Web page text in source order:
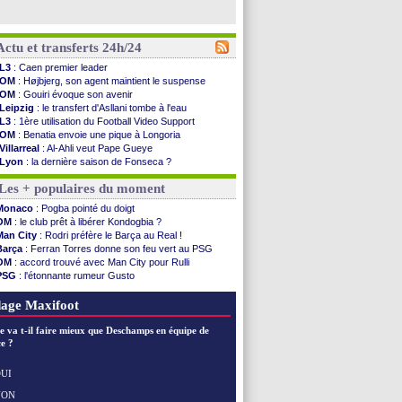
et transferts 24h/24
L3 : Caen premier leader
OM : Højbjerg, son agent maintient le suspense
OM : Gouiri évoque son avenir
Leipzig : le transfert d'Asllani tombe à l'eau
L3 : 1ère utilisation du Football Video Support
OM : Benatia envoie une pique à Longoria
Villarreal : Al-Ahli veut Pape Gueye
Lyon : la dernière saison de Fonseca ?
OM: un nouveau prétendant pour Højbjerg
Brest: un gardien norvégien en approche ?
OM: McCourt a versé 120 M€ en 2026
PSG: 4 retours dans le groupe face à Man Utd ...
Nice: Kevin Carlos va partir en Italie
L1: prison avec sursis requis contre un arbitre
Leganés: c'est signé pour Luca Zidane (off.)
Atletico: Ruggeri en route pour Aston Villa
Monaco: Filipe Luis soutient Biereth
PSG : Nsoki va signer en Croatie
Real: Mastantuono prêté à la Fiorentina (off.)
Man City
Palace
+ populaires du moment
: Pogba pointé du doigt
: le club prêt à libérer Kondogbia ?
City : Rodri préfère le Barça au Real !
: Ferran Torres donne son feu vert au PSG
: accord trouvé avec Man City pour Rulli
: l'étonnante rumeur Gusto
: Owori battu à mort à Kampala
Maxifoot
va t-il faire mieux que Deschamps en équipe de
?